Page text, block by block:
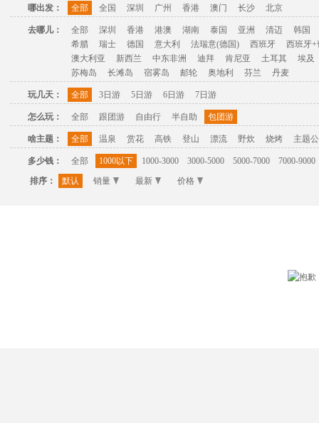
哪出发： 全部 全国 深圳 广州 香港 澳门 长沙 北京
去哪儿： 全部 深圳 香港 港澳 湖南 泰国 亚洲 清迈
韩国
希腊
瑞士 德国 意大利 法瑞意(德国) 西班牙
西班牙+
澳大利亚
新西兰 中东非洲 迪拜 肯尼亚 土耳其
埃及
苏梅岛
长滩岛 宿雾岛 邮轮 奥地利 芬兰 丹麦
玩几天： 全部 3日游 5日游 6日游 7日游
怎么玩： 全部 跟团游 自由行 半自助 包团游
啥主题： 全部 温泉 赏花 高铁 登山 漂流 野炊 烧烤 主题
多少钱： 全部 1000以下 1000-3000 3000-5000 5000-7000
7000-9000
排序：
默认 销量 最新 价格